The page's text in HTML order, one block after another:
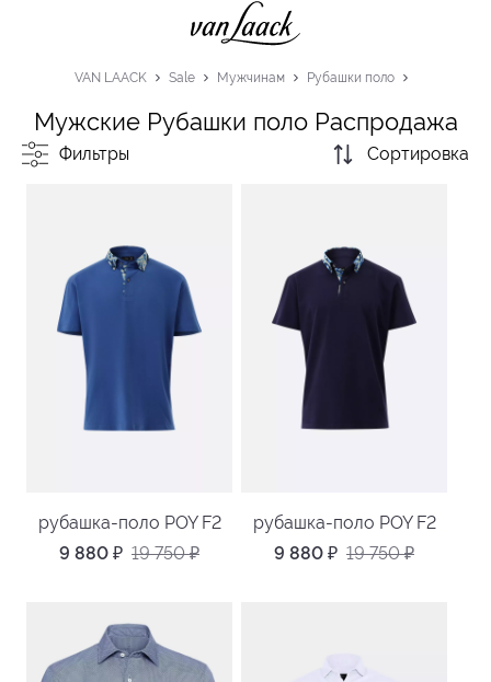
VAN LAACK Sale Мужчинам Рубашки поло
Мужские Рубашки поло Распродажа
Фильтры Сортировка
рубашка-поло POY F2
9 880 ₽ 19 750₽
рубашка-поло POY F2
9 880 ₽ 19 750₽